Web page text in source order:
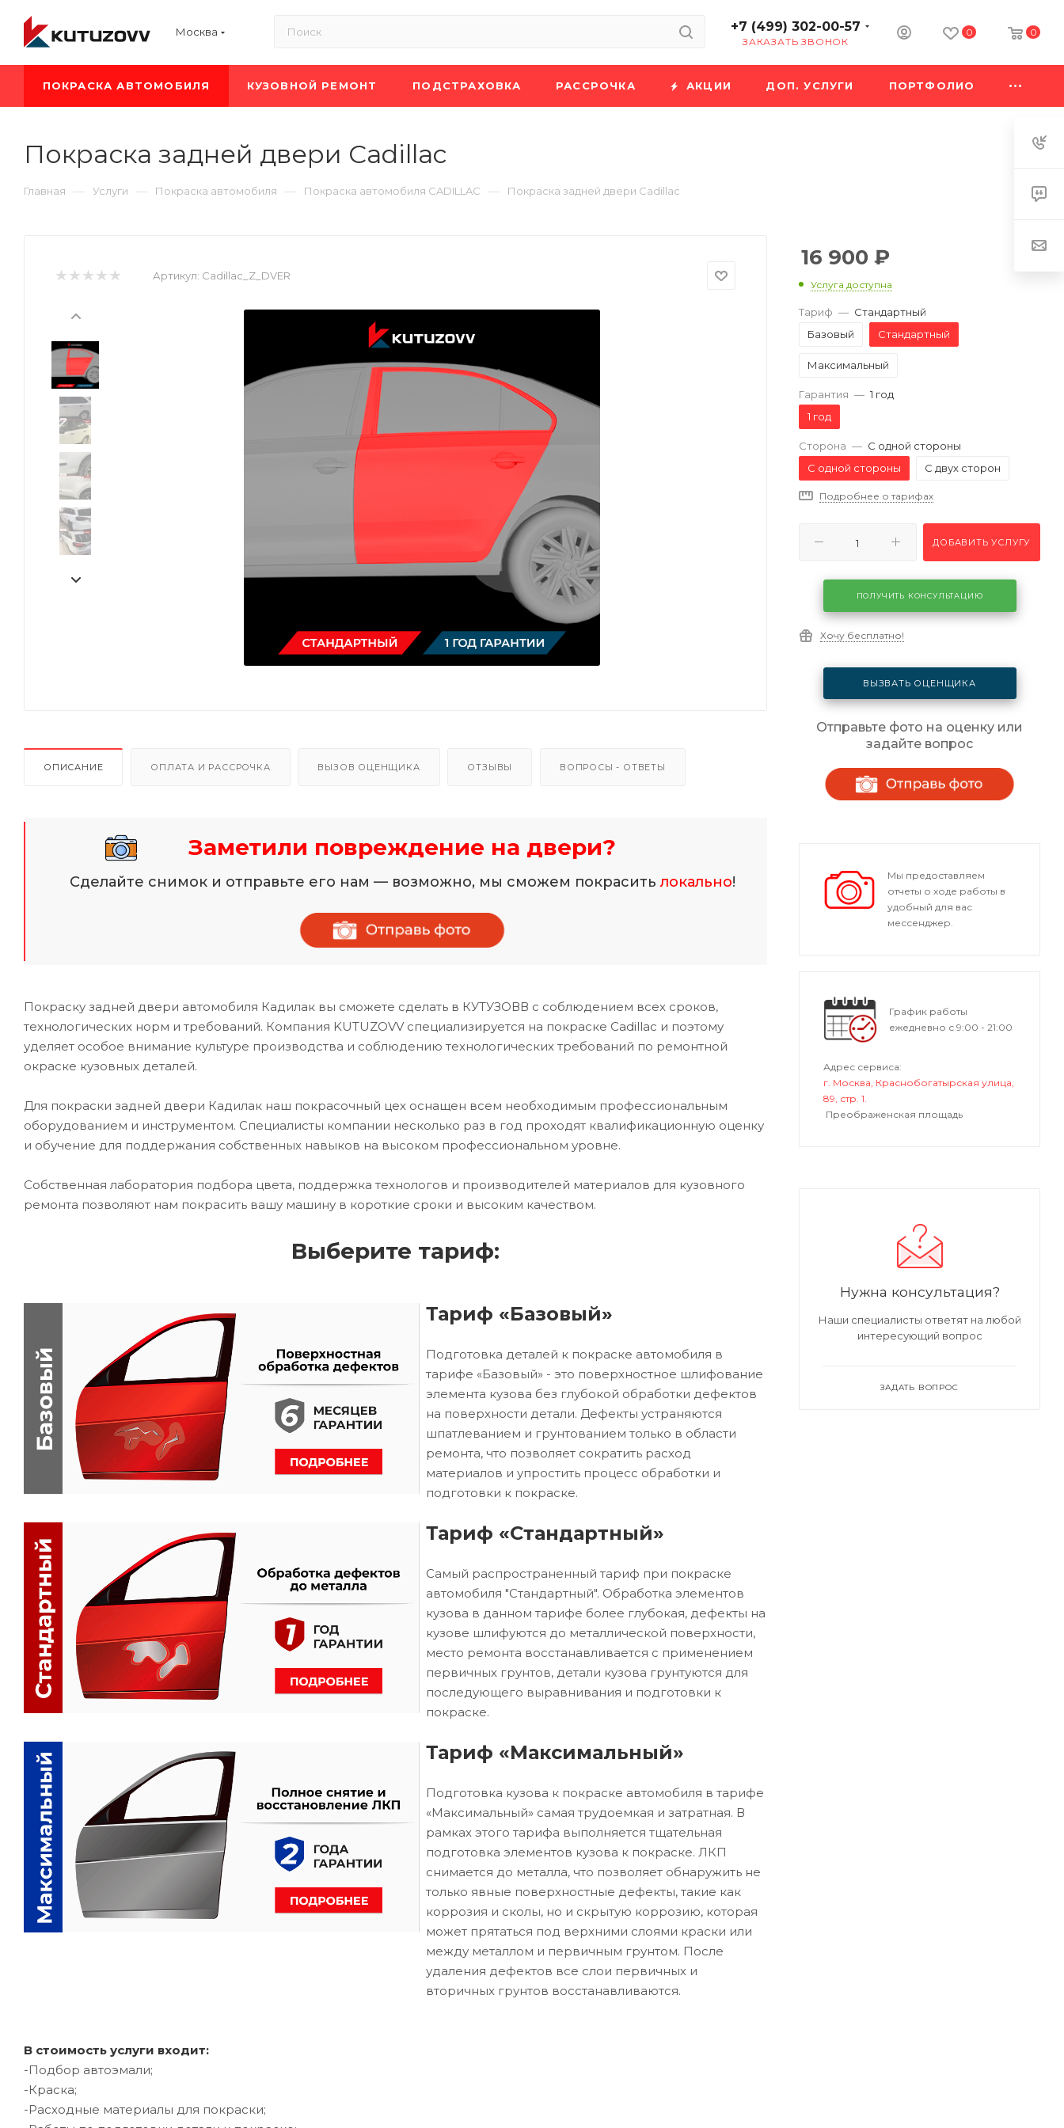
Москва +7 (499) 302-00-57
ЗАКАЗАТЬ ЗВОНОК
0 0
ПОКРАСКА АВТОМОБИЛЯ КУЗОВНОЙ РЕМОНТ ПОДСТРАХОВКА РАССРОЧКА АКЦИИ ДОП. УСЛУГИ ПОРТФОЛИО
Покраска задней двери Cadillac
Главная — Услуги — Покраска автомобиля — Покраска автомобиля CADILLAC — Покраска задней двери Cadillac
Артикул: Cadillac_Z_DVER
ОПИСАНИЕ ОПЛАТА И РАССРОЧКА ВЫЗОВ ОЦЕНЩИКА ОТЗЫВЫ ВОПРОСЫ - ОТВЕТЫ
Заметили повреждение на двери?
Сделайте снимок и отправьте его нам — возможно, мы сможем покраситьлокально!
Покраску задней двери автомобиля Кадилак вы сможете сделать в КУТУЗОВВ с соблюдением всех сроков,
технологических норм и требований. Компания KUTUZOVV специализируется на покраске Cadillac и поэтому
уделяет особое внимание культуре производства и соблюдению технологических требований по ремонтной
окраске кузовных деталей.
Для покраски задней двери Кадилак наш покрасочный цех оснащен всем необходимым профессиональным
оборудованием и инструментом. Специалисты компании несколько раз в год проходят квалификационную оценку
и обучение для поддержания собственных навыков на высоком профессиональном уровне.
Собственная лаборатория подбора цвета, поддержка технологов и производителей материалов для кузовного
ремонта позволяют нам покрасить вашу машину в короткие сроки и высоким качеством.
Выберите тариф:
Тариф «Базовый»
Подготовка деталей к покраске автомобиля в
тарифе «Базовый» - это поверхностное шлифование
элемента кузова без глубокой обработки дефектов
на поверхности детали. Дефекты устраняются
шпатлеванием и грунтованием только в области
ремонта, что позволяет сократить расход
материалов и упростить процесс обработки и
подготовки к покраске.
Тариф «Стандартный»
Самый распространенный тариф при покраске
автомобиля "Стандартный". Обработка элементов
кузова в данном тарифе более глубокая, дефекты на
кузове шлифуются до металлической поверхности,
место ремонта восстанавливается с применением
первичных грунтов, детали кузова грунтуются для
последующего выравнивания и подготовки к
покраске.
Тариф «Максимальный»
Подготовка кузова к покраске автомобиля в тарифе
«Максимальный» самая трудоемкая и затратная. В
рамках этого тарифа выполняется тщательная
подготовка элементов кузова к покраске. ЛКП
снимается до металла, что позволяет обнаружить не
только явные поверхностные дефекты, такие как
коррозия и сколы, но и скрытую коррозию, которая
может прятаться под верхними слоями краски или
между металлом и первичным грунтом. После
удаления дефектов все слои первичных и
вторичных грунтов восстанавливаются.
В стоимость услуги входит:
-Подбор автоэмали;
-Краска;
-Расходные материалы для покраски;
16 900 ₽
Услуга доступна
Тариф — Стандартный
Базовый
Стандартный
Максимальный
Гарантия — 1 год
1 год
Сторона — С одной стороны
С одной стороны
С двух сторон
Подробнее о тарифах
ДОБАВИТЬ УСЛУГУ
ПОЛУЧИТЬ КОНСУЛЬТАЦИЮ
Хочу бесплатно!
ВЫЗВАТЬ ОЦЕНЩИКА
Отправьте фото на оценку или
задайте вопрос
Мы предоставляем
отчеты о ходе работы в
удобный для вас
мессенджер.
График работы
ежедневно с 9:00 - 21:00
Адрес сервиса:
г. Москва, Краснобогатырская улица,
89, стр. 1.
Преображенская площадь
Нужна консультация?
Наши специалисты ответят на любой
интересующий вопрос
ЗАДАТЬ ВОПРОС